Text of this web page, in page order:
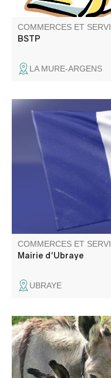
COMMERCES ET
BSTP
LA MURE-ARGENS
COMMERCES ET
Mairie d'Ubraye
UBRAYE
Savons surgras au lait
la ferme avec le